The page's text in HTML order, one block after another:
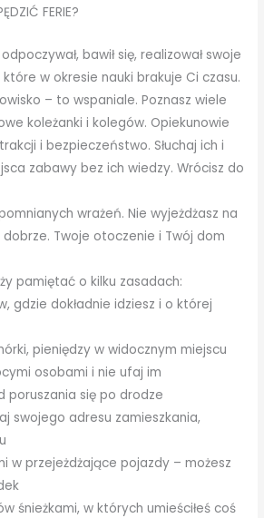
FERIE?
bawił się, realizował swoje
w okresie nauki brakuje Ci czasu.
– to wspaniale. Poznasz wiele
koleżanki i kolegów. Opiekunowie
i bezpieczeństwo. Słuchaj ich i
zabawy bez ich wiedzy. Wrócisz do
wrażeń. Nie wyjeżdżasz na
Twoje otoczenie i Twój dom
pamiętać o kilku zasadach:
gdzie dokładnie idziesz i o której
pieniędzy w widocznym miejscu
osobami i nie ufaj im
poruszania się po drodze
swojego adresu zamieszkania,
w przejeżdżające pojazdy – możesz
śnieżkami, w których umieściłeś coś